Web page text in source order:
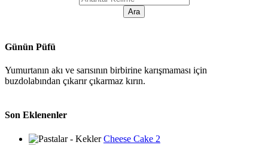
Günün Püfü
Yumurtanın akı ve sarısının birbirine karışmaması için
buzdolabından çıkarır çıkarmaz kırın.
Son Eklenenler
Cheese Cake 2